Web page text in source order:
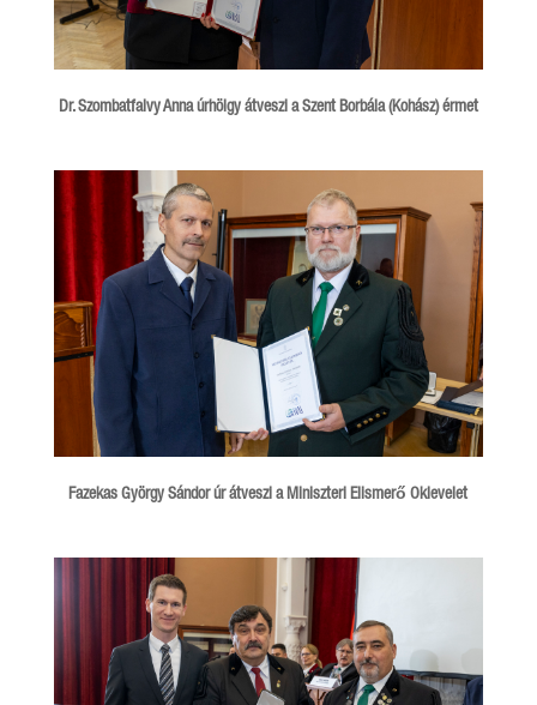
Dr. Szombatfalvy Anna úrhölgy átveszi a Szent Borbála (Kohász) érmet
Fazekas György Sándor úr átveszi a Miniszteri Elismerő Oklevelet